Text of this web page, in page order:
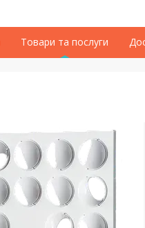
Товари та послуги